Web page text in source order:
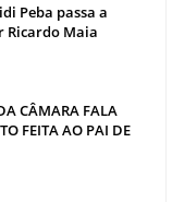
Peba passa a
Maia
CÂMARA FALA
FEITA AO PAI DE